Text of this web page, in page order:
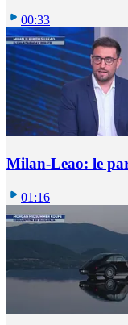
00:33
Milan-Leao: le
01:16